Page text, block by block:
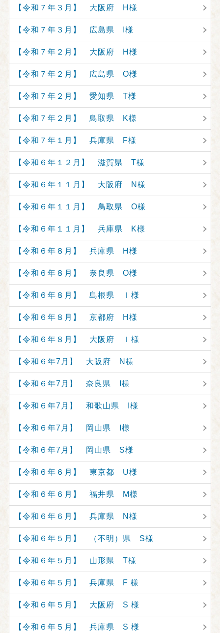
【令和７年３月】 大阪府 H様
【令和７年３月】 広島県 I様
【令和７年２月】 大阪府 H様
【令和７年２月】 広島県 O様
【令和７年２月】 愛知県 T様
【令和７年２月】 鳥取県 K様
【令和７年１月】 兵庫県 F様
【令和６年１２月】 滋賀県 T様
【令和６年１１月】 大阪府 N様
【令和６年１１月】 鳥取県 O様
【令和６年１１月】 兵庫県 K様
【令和６年８月】 兵庫県 H様
【令和６年８月】 奈良県 O様
【令和６年８月】 島根県 Ｉ様
【令和６年８月】 京都府 H様
【令和６年８月】 大阪府 Ｉ様
【令和６年7月】 大阪府 N様
【令和６年7月】 奈良県 I様
【令和６年7月】 和歌山県 I様
【令和６年7月】 岡山県 I様
【令和６年7月】 岡山県 S様
【令和６年６月】 東京都 U様
【令和６年６月】 福井県 M様
【令和６年６月】 兵庫県 N様
【令和６年５月】 （不明）県 S様
【令和６年５月】 山形県 T様
【令和６年５月】 兵庫県 F 様
【令和６年５月】 大阪府 S 様
【令和６年５月】 兵庫県 S 様